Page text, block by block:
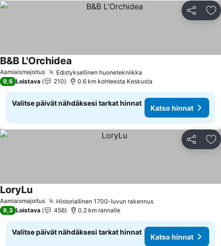
Jaa
Aamiaismajoitus Edistyksellinen huonetekniikka
B&B L'Orchidea
9,6 Loistava 210 0.6 km kohteesta Keskusta
Valitse päivät nähdäksesi tarkat hinnat
Katso hinnat
Jaa
Aamiaismajoitus Historiallinen 1700-luvun rakennus
LoryLu
9,3 Loistava 456 0.2 km rannalle
Valitse päivät nähdäksesi tarkat hinnat
Katso hinnat